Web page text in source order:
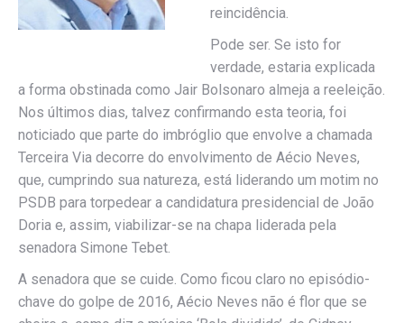
reincidência.
Pode ser. Se isto for
verdade, estaria explicada
a forma obstinada como Jair Bolsonaro almeja a reeleição.
Nos últimos dias, talvez confirmando esta teoria, foi
noticiado que parte do imbróglio que envolve a chamada
Terceira Via decorre do envolvimento de Aécio Neves,
que, cumprindo sua natureza, está liderando um motim no
PSDB para torpedear a candidatura presidencial de João
Doria e, assim, viabilizar-se na chapa liderada pela
senadora Simone Tebet.
A senadora que se cuide. Como ficou claro no episódio-
chave do golpe de 2016, Aécio Neves não é flor que se